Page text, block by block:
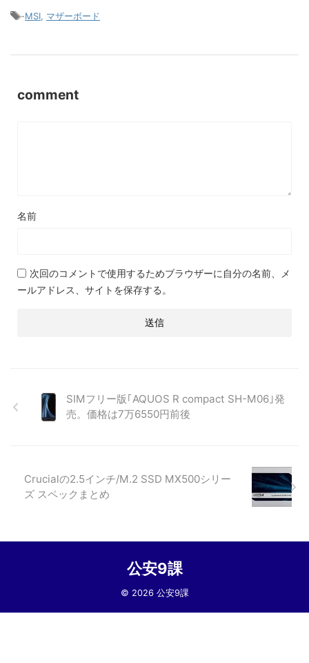
-MSI マザーボード
comment
名前
次回のコメントで使用するためブラウザーに自分の名前、メ
ールアドレス、サイトを保存する。
SIMフリー版｢AQUOS R compact SH-M06｣発
売。価格は7万6550円前後
Crucialの2.5インチ/M.2 SSD MX500シリー
ズ スペックまとめ
公安9課
© 2026 公安9課